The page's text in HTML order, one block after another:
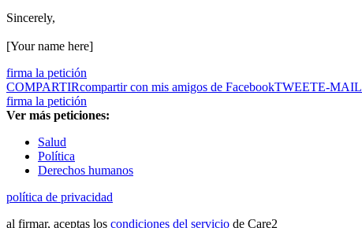
Sincerely,
[Your name here]
firma la petición
COMPARTIRcompartir con mis amigos de FacebookTWEETE-MAIL
firma la petición
Ver más peticiones:
Salud
Política
Derechos humanos
política de privacidad
al firmar, aceptas los condiciones del servicio de Care2